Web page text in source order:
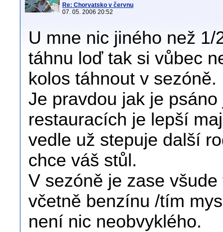
Re: Chorvatsko v červnu
07. 05. 2006 20:52
U mne nic jiného než
táhnu loď tak si vůbec
kolos táhnout v sezóně.
Je pravdou jak je
restauracích je lepší
vedle už stepuje další
chce váš stůl.
V sezóně je zase
včetně benzínu /tím
není nic neobvyklého.